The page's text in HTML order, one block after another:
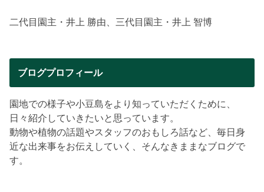
二代目園主・井上 勝由、三代目園主・井上 智博
ブログプロフィール
園地での様子や小豆島をより知っていただくために、
日々紹介していきたいと思っています。
動物や植物の話題やスタッフのおもしろ話など、毎日身
近な出来事をお伝えしていく、そんなきままなブログで
す。